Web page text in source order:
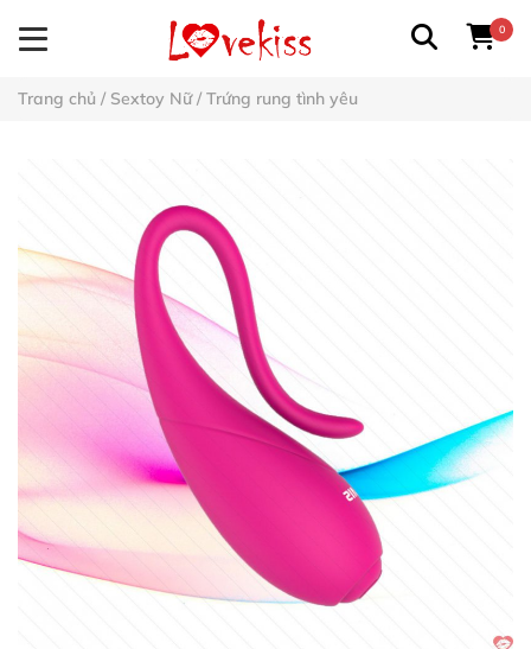
0
Trang chủ / Sextoy Nữ/ Trứng rung tình yêu